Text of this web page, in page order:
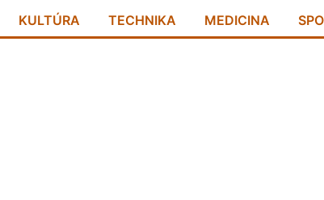
KULTÚRA TECHNIKA MEDICINA